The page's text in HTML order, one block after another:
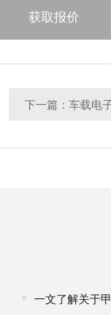
获取报价
下一篇：车载电
一文了解关于